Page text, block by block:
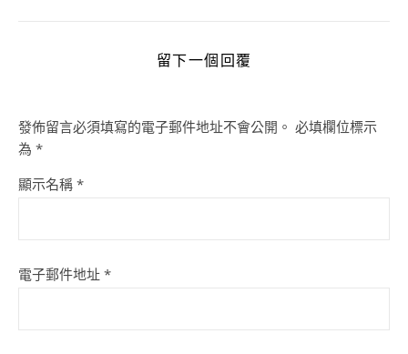
留下一個回覆
發佈留言必須填寫的電子郵件地址不會公開。 必填欄位標示
為 *
顯示名稱 *
電子郵件地址 *